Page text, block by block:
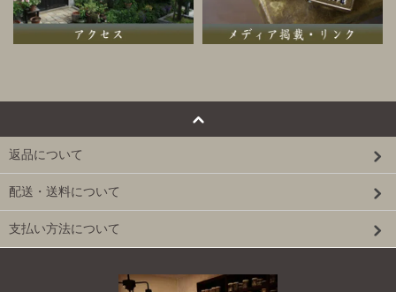
返品について
配送・送料について
支払い方法について